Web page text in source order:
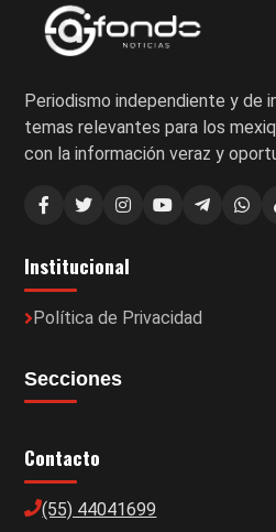
Periodismo independiente y de
temas relevantes para los
con la información veraz y
Institucional
Política de Privacidad
Secciones
Contacto
(55) 44041699